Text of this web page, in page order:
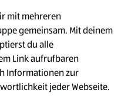
mit mehreren
gemeinsam. Mit deinem
du alle
Link aufrufbaren
Informationen zur
jeder Webseite.